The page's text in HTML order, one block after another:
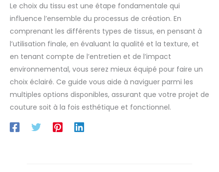
Le choix du tissu est une étape fondamentale qui
influence l’ensemble du processus de création. En
comprenant les différents types de tissus, en pensant à
l’utilisation finale, en évaluant la qualité et la texture, et
en tenant compte de l’entretien et de l’impact
environnemental, vous serez mieux équipé pour faire un
choix éclairé. Ce guide vous aide à naviguer parmi les
multiples options disponibles, assurant que votre projet de
couture soit à la fois esthétique et fonctionnel.